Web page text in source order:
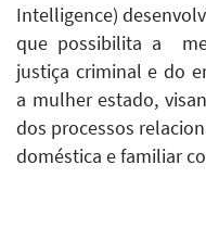
Intelligence)
que possibilita a
justiça criminal e do
a mulher estado,
dos processos
doméstica e familiar